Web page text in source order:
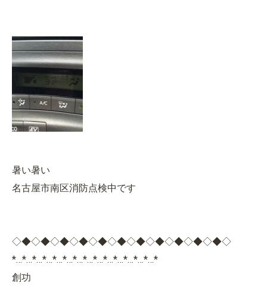
暑い暑い
名古屋市南区消防点検中です
◇◆◇◆◇◆◇◆◇◆◇◆◇◆◇◆◇◆◇◆◇◆◇
*…*…*…*…*…*…*…*…*…*…*…*…*…*…*
創功